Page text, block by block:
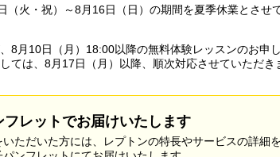
（火・祝）～8月16日（日）の期間を夏季休業とさせ
8月10日（月）18:00以降の無料体験レッスンのお申
ては、8月17日（月）以降、順次対応させていただき
フレットでお届けいたします
いただいた方には、レプトンの特長やサービスの詳細